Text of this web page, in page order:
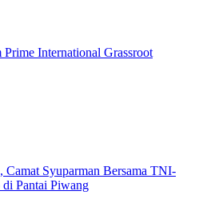
International Grassroot
Syuparman Bersama TNI-
Pantai Piwang